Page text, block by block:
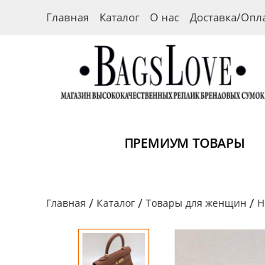
Главная Каталог О нас Доставка/
ПРЕМИУМ ТОВАРЫ
Главная / Каталог / Товары для женщин /